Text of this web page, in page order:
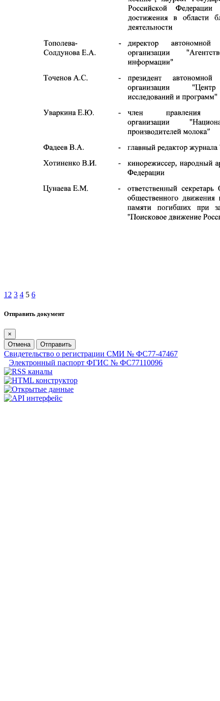
1 2 3 4 5 6
Отправить документ
×
Отмена
Отправить
Свидетельство о регистрации СМИ № ФС77-47467
Электронный паспорт ФГИС № ФС77110096